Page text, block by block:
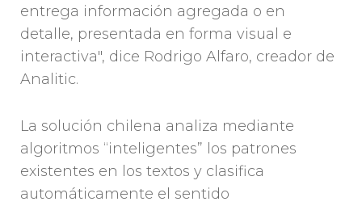
entrega información agregada o en
detalle, presentada en forma visual e
interactiva", dice Rodrigo Alfaro, creador de
Analitic.
La solución chilena analiza mediante
algoritmos “inteligentes” los patrones
existentes en los textos y clasifica
automáticamente el sentido